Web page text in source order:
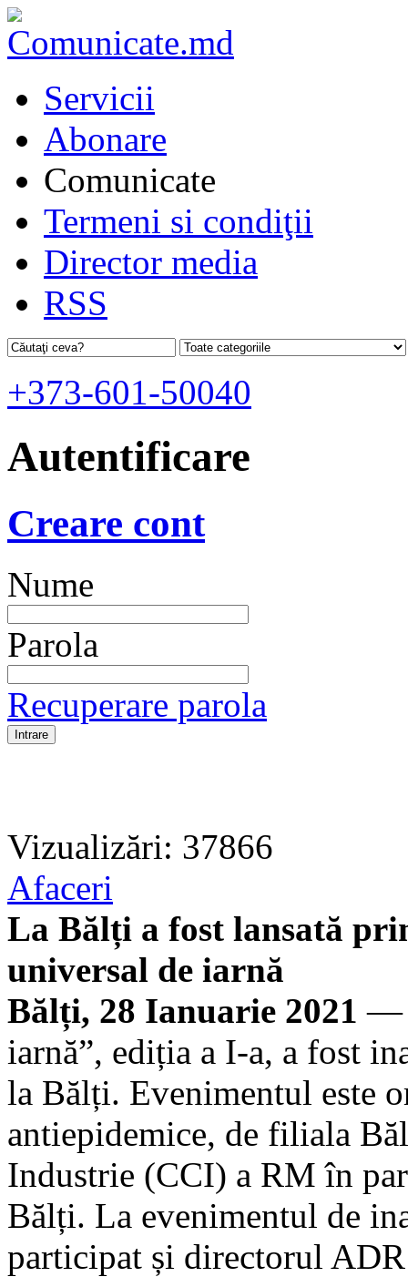
Servicii
Abonare
Comunicate
Termeni si condiţii
Director media
RSS
+373-601-50040
Autentificare
Creare cont
Nume
Parola
Recuperare parola
Vizualizări: 37866
Afaceri
La Bălți a fost lansată
universal de iarnă
Bălți, 28 Ianuarie 2021 —
iarnă”, ediția a I-a, a fost
la Bălți. Evenimentul este
antiepidemice, de filiala
Industrie (CCI) a RM în
Bălți. La evenimentul de
participat și directorul